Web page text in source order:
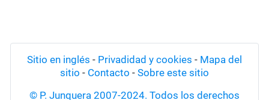
Sitio en inglés - Privadidad y cookies - Mapa del
sitio - Contacto - Sobre este sitio
© P. Junquera 2007-2024. Todos los derechos